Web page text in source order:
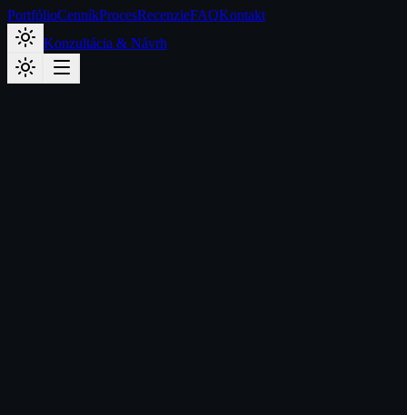
PortfólioCenníkProcesRecenzieFAQKontakt
Konzultácia & Návrh